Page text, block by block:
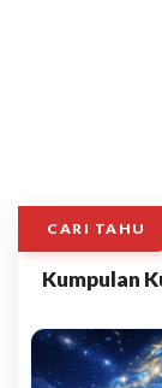
CARI TAHU
Kumpulan